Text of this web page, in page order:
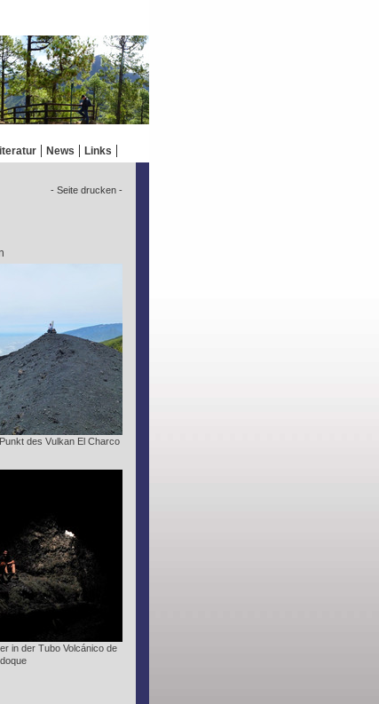
News Links
- Seite drucken -
des Vulkan El Charco
in der Tubo Volcánico de